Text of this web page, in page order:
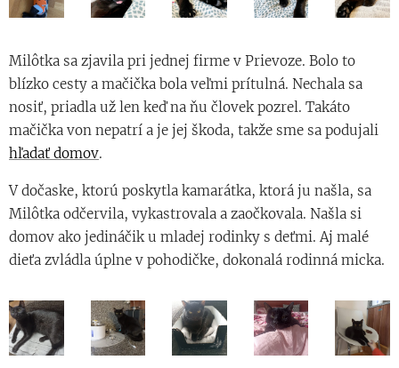
Milôtka sa zjavila pri jednej firme v Prievoze. Bolo to
blízko cesty a mačička bola veľmi prítulná. Nechala sa
nosiť, priadla už len keď na ňu človek pozrel. Takáto
mačička von nepatrí a je jej škoda, takže sme sa podujali
hľadať domov.
V dočaske, ktorú poskytla kamarátka, ktorá ju našla, sa
Milôtka odčervila, vykastrovala a zaočkovala. Našla si
domov ako jedináčik u mladej rodinky s deťmi. Aj malé
dieťa zvládla úplne v pohodičke, dokonalá rodinná micka.